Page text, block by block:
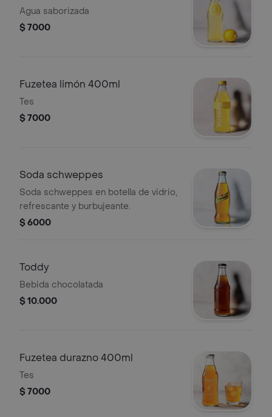
600ml
Agua saborizada
$ 7000
Fuzetea limón 400ml
Tes
$ 7000
Soda schweppes
Soda schweppes en botella de vidrio,
refrescante y burbujeante.
$ 6000
Toddy
Bebida chocolatada
$ 10.000
Fuzetea durazno 400ml
Tes
$ 7000